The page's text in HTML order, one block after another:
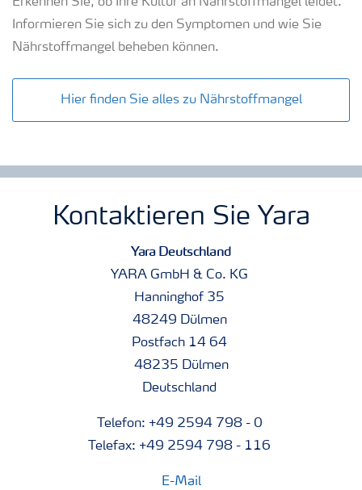
Informieren Sie sich zu den Symptomen und wie Sie
Nährstoffmangel beheben können.
Hier finden Sie alles zu Nährstoffmangel
Kontaktieren Sie Yara
Yara Deutschland
YARA GmbH & Co. KG
Hanninghof 35
48249 Dülmen
Postfach 14 64
48235 Dülmen
Deutschland
Telefon: +49 2594 798 - 0
Telefax: +49 2594 798 - 116
E-Mail